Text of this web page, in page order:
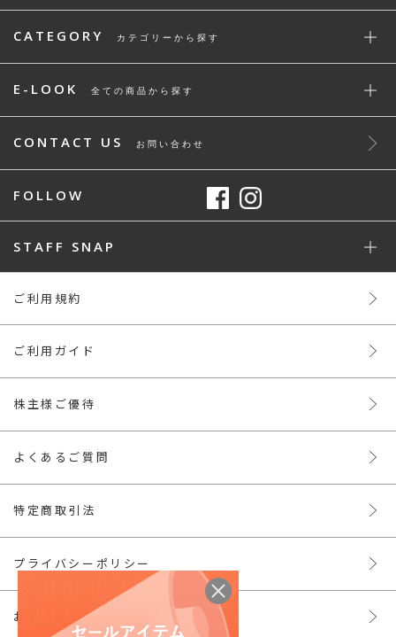
CATEGORY カテゴリーから探す
E-LOOK 全ての商品から探す
CONTACT US お問い合わせ
FOLLOW
STAFF SNAP
ご利用規約
ご利用ガイド
株主様ご優待
よくあるご質問
特定商取引法
プライバシーポリシー
お問い合わせ